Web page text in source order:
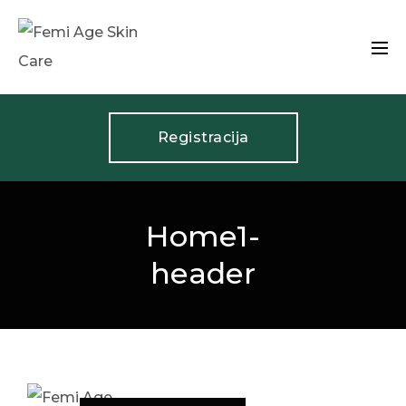
Registracija
Home1-
header